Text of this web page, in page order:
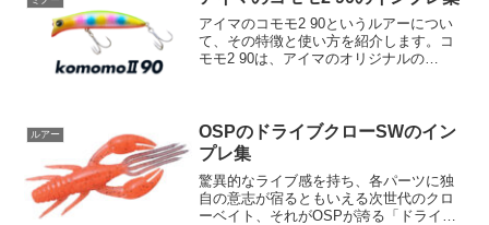
ブはシ...
アイマのコモモ2 90というルアーについ
て、その特徴と使い方を紹介します。コ
モモ2 90は、アイマのオリジナルの
を通じて扱いやすい...
ルアー
OSPのドライブクローSWのイン
プレ集
驚異的なライブ感を持ち、各パーツに独
自の意志が宿るともいえる次世代のクロ
ーベイト、それがOSPが誇る「ドライブ